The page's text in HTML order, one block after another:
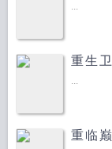
...
重生
...
重临